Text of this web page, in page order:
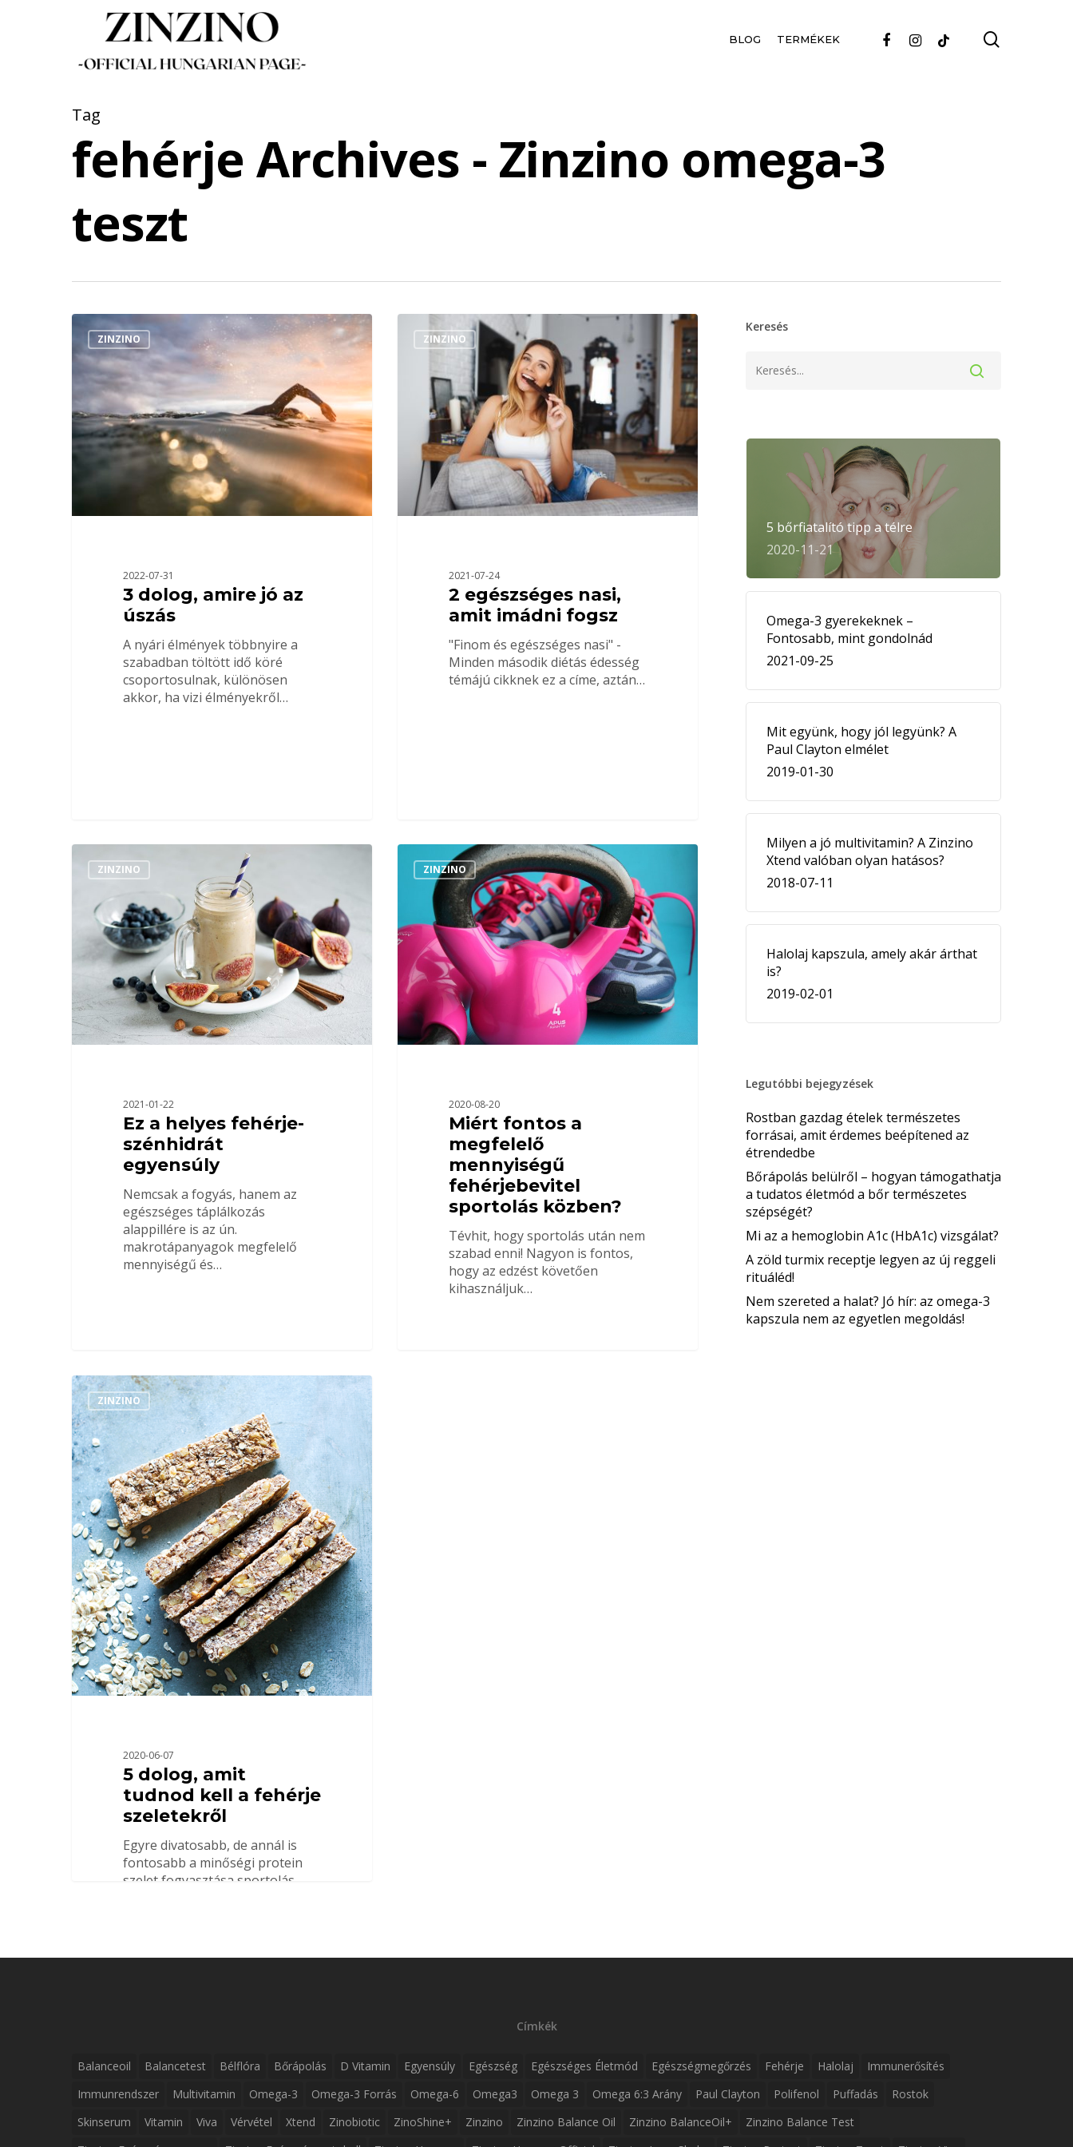
Nyomja meg az ENTERT a kereséshez
BLOG TERMÉKEK FACEBOOKINSTAGRAM
TIKTOK
Tag
fehérje Archives - Zinzino omega-3
teszt
ZINZINO
2022-07-31
3 dolog, amire jó az
úszás
A nyári élmények többnyire a
szabadban töltött idő köré
csoportosulnak, különösen
akkor, ha vizi élményekről…
ZINZINO
2021-07-24
2 egészséges nasi,
amit imádni fogsz
"Finom és egészséges nasi" -
Minden második diétás édesség
témájú cikknek ez a címe, aztán…
ZINZINO
2021-01-22
Ez a helyes fehérje-
szénhidrát
egyensúly
Nemcsak a fogyás, hanem az
egészséges táplálkozás
alappillére is az ún.
makrotápanyagok megfelelő
mennyiségű és…
ZINZINO
2020-08-20
Miért fontos a
megfelelő
mennyiségű
fehérjebevitel
sportolás közben?
Tévhit, hogy sportolás után nem
szabad enni! Nagyon is fontos,
hogy az edzést követően
kihasználjuk…
ZINZINO
2020-06-07
5 dolog, amit
tudnod kell a fehérje
szeletekről
Egyre divatosabb, de annál is
fontosabb a minőségi protein
szelet fogyasztása sportolás
Keresés
5 bőrfiatalító tipp a télre
2020-11-21
Omega-3 gyerekeknek –
Fontosabb, mint gondolnád
2021-09-25
Mit együnk, hogy jól legyünk? A
Paul Clayton elmélet
2019-01-30
Milyen a jó multivitamin? A Zinzino
Xtend valóban olyan hatásos?
2018-07-11
Halolaj kapszula, amely akár árthat
is?
2019-02-01
Legutóbbi bejegyzések
Rostban gazdag ételek természetes
forrásai, amit érdemes beépítened az
étrendedbe
Bőrápolás belülről – hogyan támogathatja
a tudatos életmód a bőr természetes
szépségét?
Mi az a hemoglobin A1c (HbA1c) vizsgálat?
A zöld turmix receptje legyen az új reggeli
rituáléd!
Nem szereted a halat? Jó hír: az omega-3
kapszula nem az egyetlen megoldás!
Címkék
Balanceoil Balancetest Bélflóra Bőrápolás D Vitamin Egyensúly Egészség Egészséges Életmód Egészségmegőrzés Fehérje Halolaj
Immunerősítés
Immunrendszer
Multivitamin Omega-3 Omega-3 Forrás Omega-6 Omega3 Omega 3 Omega 6:3 Arány Paul Clayton Polifenol Puffadás
Rostok
Skinserum
Vitamin Viva Vérvétel Xtend Zinobiotic ZinoShine+ Zinzino Zinzino Balance Oil Zinzino BalanceOil+
Zinzino Balance Test